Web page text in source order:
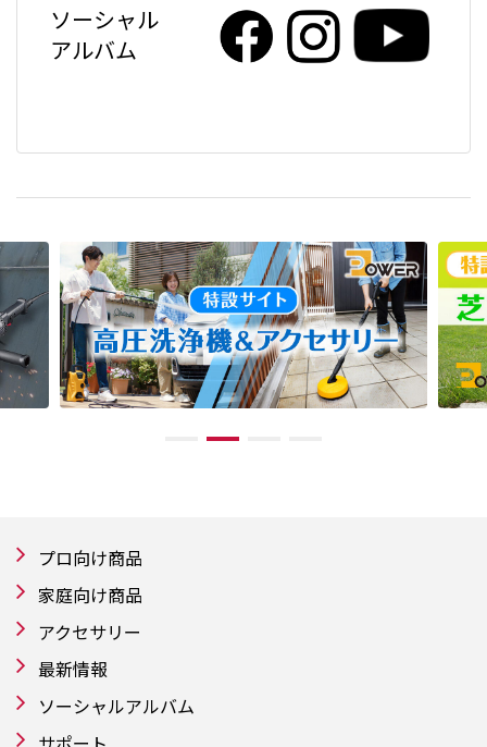
ソーシャル
アルバム
プロ向け商品
家庭向け商品
アクセサリー
最新情報
ソーシャルアルバム